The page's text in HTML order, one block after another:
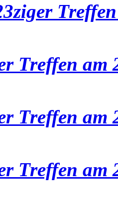
Treffen am
Treffen am
Treffen am